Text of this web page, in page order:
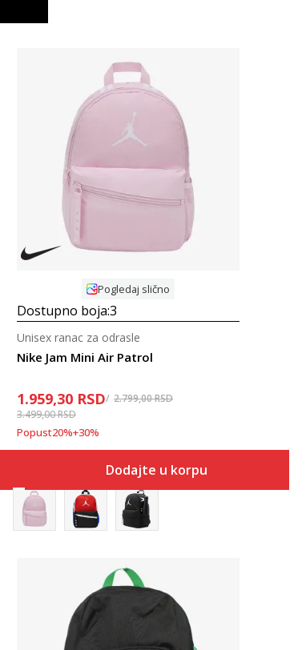
Pogledaj slično
Dostupno boja:3
Nike Jam Mini Air Patrol
Unisex ranac za odrasle
1.959,30 RSD 2.799,00RSD
3.499,00RSD
Popust20%+30%
Dodajte u korpu